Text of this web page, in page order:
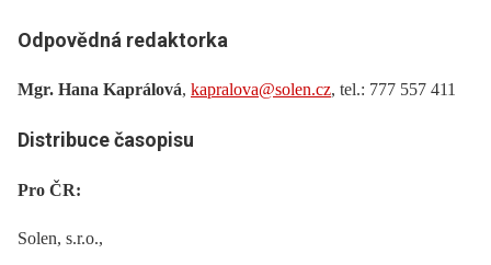
Odpovědná redaktorka
Mgr. Hana Kaprálová, kapralova@solen.cz, tel.: 777 557 411
Distribuce časopisu
Pro ČR:
Solen, s.r.o.,